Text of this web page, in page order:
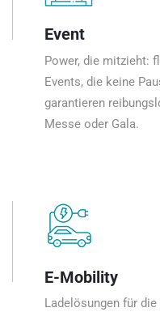
Event
Power, die mitzieht:
Events, die keine
garantieren
Messe oder Gala.
E-Mobility
Ladelösungen für